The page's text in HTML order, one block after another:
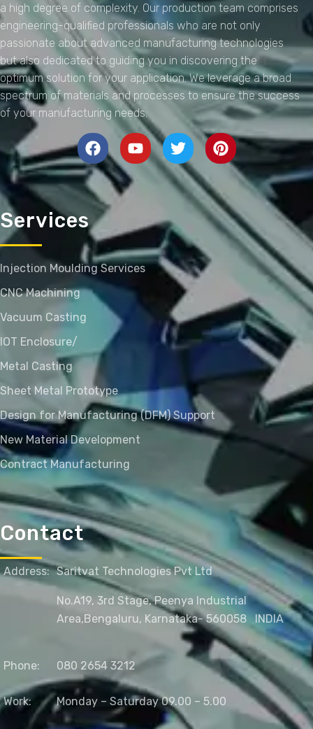
a high degree of complexity. Our production team comprises
engineering-qualified professionals who are not only
passionate about advanced manufacturing technologies
but also dedicated to guiding you in discovering the
optimum solution for your application. We leverage a broad
spectrum of materials and processes to ensure the success
of your manufacturing needs.
Services
Injection Moulding Services
CNC Machining
Vacuum Casting
IOT Enclosure/
Metal Casting
Sheet Metal Prototype
Design for Manufacturing (DFM) Support
New Material Development
Contract Manufacturing
Contact
Address: Saritvat Technologies Pvt Ltd
No.A19, 3rd Stage, Peenya Industrial
Area,Bengaluru, Karnataka- 560058INDIA
Phone: 080 2654 3212
Work: Monday – Saturday 09.00 – 5.00